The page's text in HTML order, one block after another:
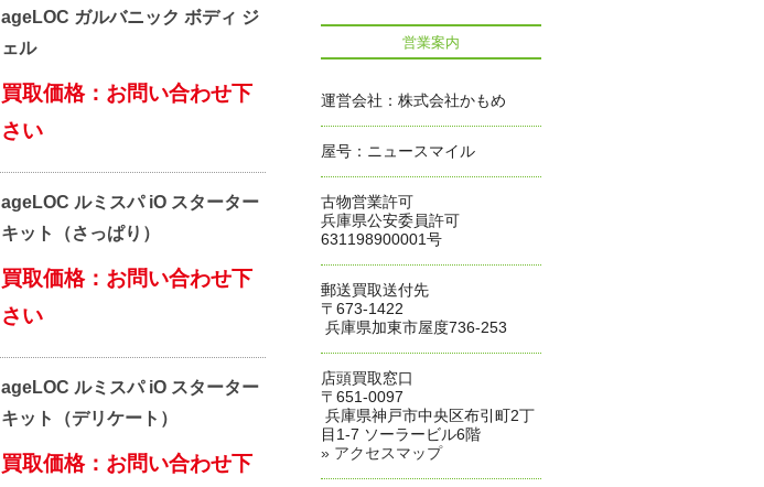
ageLOC ガルバニック ボディ ジ
ェル
買取価格：お問い合わせ下
さい
ageLOC ルミスパ iO スターター
キット（さっぱり）
買取価格：お問い合わせ下
さい
ageLOC ルミスパ iO スターター
キット（デリケート）
買取価格：お問い合わせ下
営業案内
運営会社：株式会社かもめ
屋号：ニュースマイル
古物営業許可
兵庫県公安委員許可
631198900001号
郵送買取送付先
〒673-1422
兵庫県加東市屋度736-253
店頭買取窓口
〒651-0097
兵庫県神戸市中央区布引町2丁
目1-7 ソーラービル6階
» アクセスマップ